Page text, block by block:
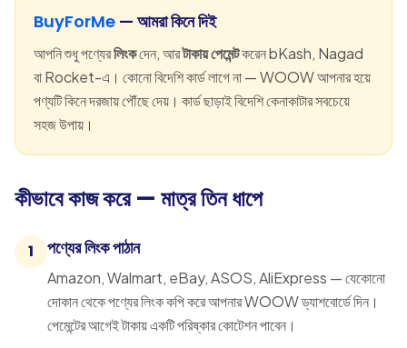
BuyForMe — আমরা কিনে দিই
আপনি শুধু পণ্যেরলিংকদেন, আরটাকায় পেমেন্টকরেন bKash, Nagad
বা Rocket-এ। কোনো বিদেশি কার্ড লাগে না — WOOW আপনার হয়ে
পণ্যটি কিনে দরজায় পৌঁছে দেয়। কার্ড ছাড়াই বিদেশি কেনাকাটার সবচেয়ে
সহজ উপায়।
কীভাবে কাজ করে — মাত্র তিন ধাপে
1 পণ্যের লিংক পাঠান
Amazon, Walmart, eBay, ASOS, AliExpress — যেকোনো
দোকান থেকে পণ্যের লিংক কপি করে আপনার WOOW ড্যাশবোর্ডে দিন।
পেমেন্টের আগেই টাকায় একটি পরিষ্কার কোটেশন পাবেন।